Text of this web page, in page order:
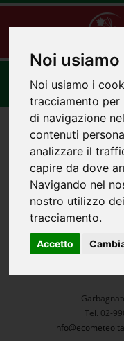
Noi
Noi usiamo i
tracciamento per
di navigazione
contenuti
analizzare il
capire da dove
Navigando nel
nostro utilizzo
tracciamento.
Accetto
Tel. 02-